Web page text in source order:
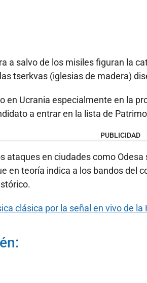
a salvo de los misiles figuran la
tserkvas (iglesias de madera)
en Ucrania especialmente en la
a entrar en la lista de
PUBLICIDAD
ataques en ciudades como
en teoría indica a los bandos del
clásica por la señal en vivo de la